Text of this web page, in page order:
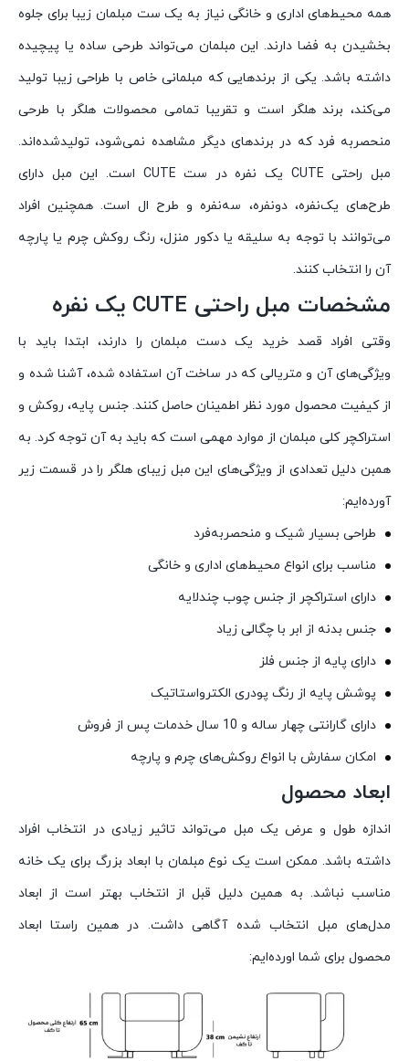
همه محیط‌های اداری و خانگی نیاز به یک ست مبلمان زیبا برای جلوه
بخشیدن به فضا دارند. این مبلمان می‌تواند طرحی ساده یا پیچیده
داشته باشد. یکی از برندهایی که مبلمانی خاص با طراحی زیبا تولید
می‌کند، برند هلگر است و تقریبا تمامی محصولات هلگر با طرحی
منحصربه فرد که در برندهای دیگر مشاهده نمی‌شود، تولیدشده‌اند.
مبل راحتی CUTE یک نفره در ست CUTE است. این مبل دارای
طرح‌های یک‌نفره، دونفره، سه‌نفره و طرح ال است. همچنین افراد
می‌توانند با توجه به سلیقه یا دکور منزل، رنگ روکش چرم یا پارچه
آن را انتخاب کنند.
مشخصات مبل راحتی CUTE یک نفره
وقتی افراد قصد خرید یک دست مبلمان را دارند، ابتدا باید با
ویژگی‌های آن و متریالی که در ساخت آن استفاده شده، آشنا شده و
از کیفیت محصول مورد نظر اطمینان حاصل کنند. جنس پایه، روکش و
استراکچر کلی مبلمان از موارد مهمی است که باید به آن توجه کرد. به
همبن دلیل تعدادی از ویژگی‌های این مبل زیبای هلگر را در قسمت زیر
آورده‌ایم:
طراحی بسیار شیک و منحصربه‌فرد
مناسب برای انواع محیط‌های اداری و خانگی
دارای استراکچر از جنس چوب چندلایه
جنس بدنه از ابر با چگالی زیاد
دارای پایه از جنس فلز
پوشش پایه از رنگ پودری الکترواستاتیک
دارای گارانتی چهار ساله و 10 سال خدمات پس از فروش
امکان سفارش با انواع روکش‌های چرم و پارچه
ابعاد محصول
اندازه طول و عرض یک مبل می‌تواند تاثیر زیادی در انتخاب افراد
داشته باشد. ممکن است یک نوع مبلمان با ابعاد بزرگ برای یک خانه
مناسب نباشد. به همین دلیل قبل از انتخاب بهتر است از ابعاد
مدل‌های مبل انتخاب شده آگاهی داشت. در همین راستا ابعاد
محصول برای شما اورده‌ایم: